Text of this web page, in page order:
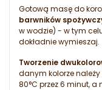
Gotową masę do
barwników
w wodzie) - w tym
dokładnie wymieszaj.
Tworzenie
danym kolorze
80°C przez 6 minut,